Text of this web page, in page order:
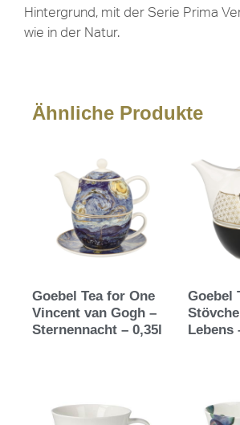
Hintergrund, mit der Serie Prima
wie in der Natur.
Ähnliche Produkte
Goebel Tea for One
Vincent van Gogh –
Sternennacht – 0,35l
Goebel
Lebens